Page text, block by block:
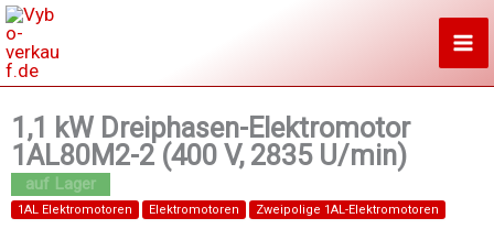
Zum
Inhalt
springen
1,1 kW Dreiphasen-Elektromotor
1AL80M2-2 (400 V, 2835 U/min)
1AL Elektromotoren Elektromotoren Zweipolige 1AL-Elektromotoren